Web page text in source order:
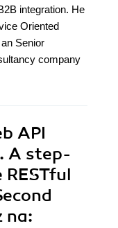
integration. He
Oriented
Senior
company
API
A step-
na: